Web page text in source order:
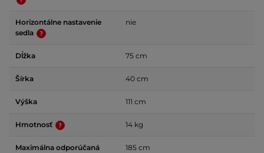
Horizontálne nastavenie
sedla
nie
Dĺžka 75 cm
Šírka 40 cm
Výška 111 cm
Hmotnosť 14 kg
Maximálna odporúčaná
185 cm